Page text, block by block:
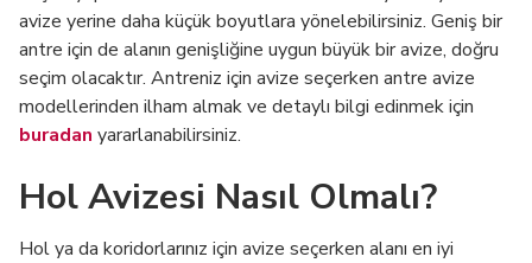
avize yerine daha küçük boyutlara yönelebilirsiniz. Geniş bir
antre için de alanın genişliğine uygun büyük bir avize, doğru
seçim olacaktır. Antreniz için avize seçerken antre avize
modellerinden ilham almak ve detaylı bilgi edinmek için
buradan yararlanabilirsiniz.
Hol Avizesi Nasıl Olmalı?
Hol ya da koridorlarınız için avize seçerken alanı en iyi